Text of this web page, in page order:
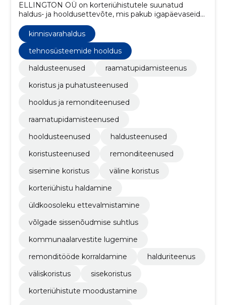
ELLINGTON OÜ on korteriühistutele suunatud
haldus- ja hooldusettevõte, mis pakub igapäevaseid
haldustöid, raamatupidamist, koristusteenuseid,
tehnosüsteemide hooldust, remonditöid ning
erilahendusi.
kinnisvarahaldus
tehnosüsteemide hooldus
haldusteenused
raamatupidamisteenus
koristus ja puhatusteenused
hooldus ja remonditeenused
raamatupidamisteenused
hooldusteenused
haldusteenused
koristusteenused
remonditeenused
sisemine koristus
väline koristus
korteriühistu haldamine
üldkoosoleku ettevalmistamine
võlgade sissenõudmise suhtlus
kommunaalarvestite lugemine
remonditööde korraldamine
halduriteenus
väliskoristus
sisekoristus
korteriühistute moodustamine